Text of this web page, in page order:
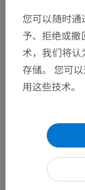
下载APP
您可以随时
予、拒绝或
术，我们将
存储。 您可
用这些技术。